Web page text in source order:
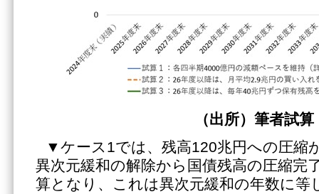
（出所）筆者試算
▼ケース1では、残高120兆円への圧縮
異次元緩和の解除から国債残高の圧縮完
算となり、これは異次元緩和の年数に等